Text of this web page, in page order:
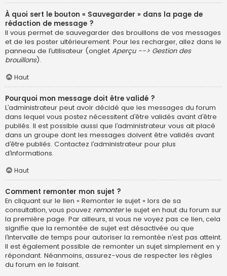
À quoi sert le bouton « Sauvegarder » dans la page de
rédaction de message ?
Il vous permet de sauvegarder des brouillons de vos messages
et de les poster ultérieurement. Pour les recharger, allez dans le
panneau de l’utilisateur (onglet Aperçu --> Gestion des
brouillons).
Haut
Pourquoi mon message doit être validé ?
L’administrateur peut avoir décidé que les messages du forum
dans lequel vous postez nécessitent d’être validés avant d’être
publiés. Il est possible aussi que l’administrateur vous ait placé
dans un groupe dont les messages doivent être validés avant
d’être publiés. Contactez l’administrateur pour plus
d’informations.
Haut
Comment remonter mon sujet ?
En cliquant sur le lien « Remonter le sujet » lors de sa
consultation, vous pouvez remonterle sujet en haut du forum sur
la première page. Par ailleurs, si vous ne voyez pas ce lien, cela
signifie que la remontée de sujet est désactivée ou que
l’intervalle de temps pour autoriser la remontée n’est pas atteint.
Il est également possible de remonter un sujet simplement en y
répondant. Néanmoins, assurez-vous de respecter les règles
du forum en le faisant.